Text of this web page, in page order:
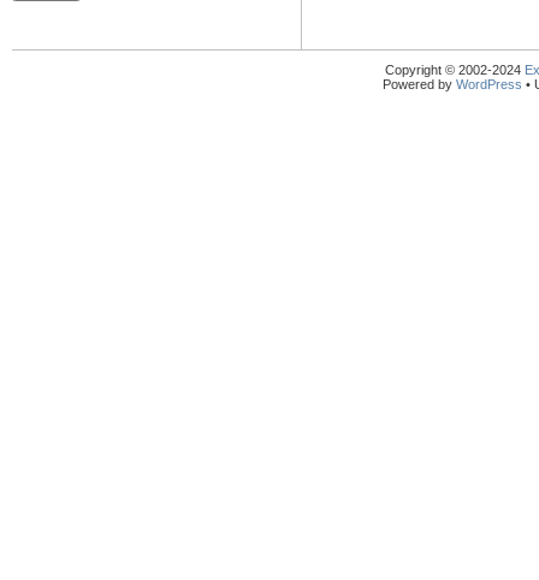
Copyright © 2002-2024
Powered by WordPress •